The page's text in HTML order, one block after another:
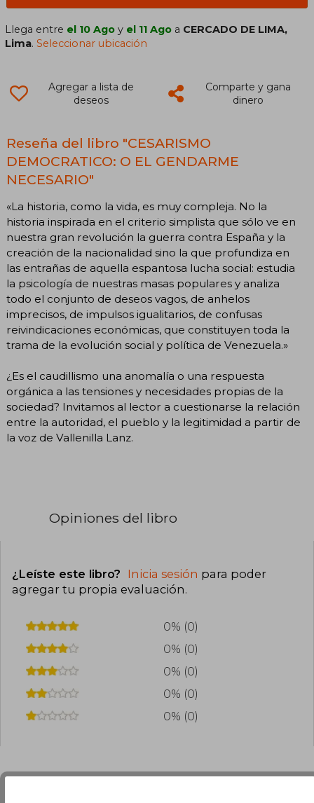
Llega entre el 10 Ago y el 11 Ago a CERCADO DE LIMA,
Lima.Seleccionar ubicación
Agregar a lista de
deseos
Comparte y gana
dinero
Reseña del libro "CESARISMO
DEMOCRATICO: O EL GENDARME
NECESARIO"
«La historia, como la vida, es muy compleja. No la
historia inspirada en el criterio simplista que sólo ve en
nuestra gran revolución la guerra contra España y la
creación de la nacionalidad sino la que profundiza en
las entrañas de aquella espantosa lucha social: estudia
la psicología de nuestras masas populares y analiza
todo el conjunto de deseos vagos, de anhelos
imprecisos, de impulsos igualitarios, de confusas
reivindicaciones económicas, que constituyen toda la
trama de la evolución social y política de Venezuela.»
¿Es el caudillismo una anomalía o una respuesta
orgánica a las tensiones y necesidades propias de la
sociedad? Invitamos al lector a cuestionarse la relación
entre la autoridad, el pueblo y la legitimidad a partir de
la voz de Vallenilla Lanz.
Opiniones del libro
¿Leíste este libro? Inicia sesión para poder
agregar tu propia evaluación.
0% (0)
0% (0)
0% (0)
0% (0)
0% (0)